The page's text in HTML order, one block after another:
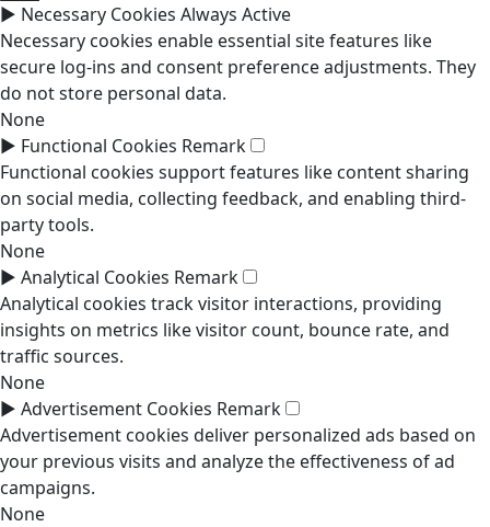
► Necessary Cookies Always Active
Necessary cookies enable essential site features like
secure log-ins and consent preference adjustments. They
do not store personal data.
None
► Functional Cookies Remark
Functional cookies support features like content sharing
on social media, collecting feedback, and enabling third-
party tools.
None
► Analytical Cookies Remark
Analytical cookies track visitor interactions, providing
insights on metrics like visitor count, bounce rate, and
traffic sources.
None
► Advertisement Cookies Remark
Advertisement cookies deliver personalized ads based on
your previous visits and analyze the effectiveness of ad
campaigns.
None